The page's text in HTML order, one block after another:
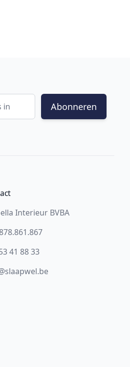
Abonneren
Interieur BVBA
41 88 33